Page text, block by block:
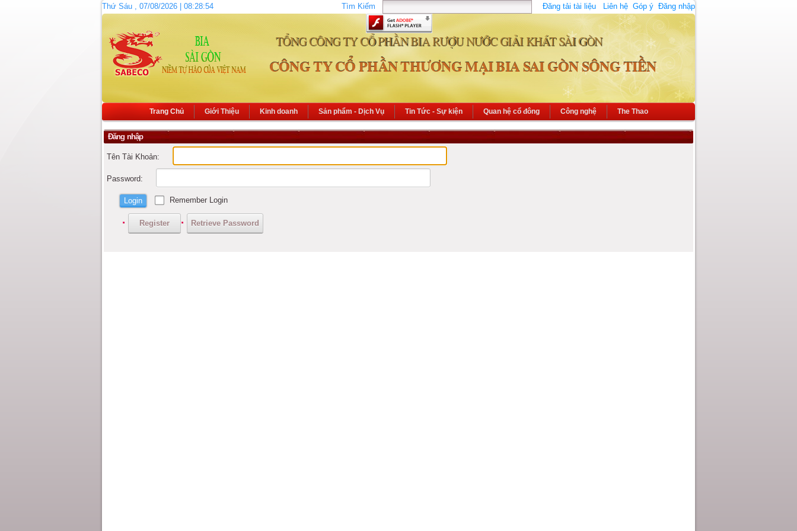
Thứ Sáu , 07/08/2026 | 08:28:54 Tìm Kiếm Đăng tải tài liệu Liên hệ Góp ý Đăng nhập
TỔNG CÔNG TY CỔ PHẦN BIA RƯỢU NƯỚC GIẢI KHÁT SÀI GÒN
CÔNG TY CỔ PHẦN THƯƠNG MẠI BIA SAI GÒN SÔNG TIỀN
Trang Chủ Giới Thiệu Kinh doanh Sản phẩm - Dịch Vụ Tin Tức - Sự kiện Quan hệ cổ đông Công nghệ The Thao
Đăng nhập
Tên Tài Khoản:
Password:
Login Remember Login
Register Retrieve Password